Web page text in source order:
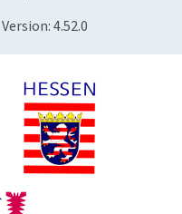
Version: 4.52.0